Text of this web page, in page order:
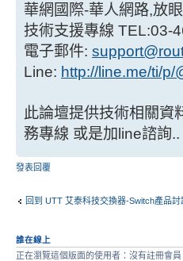
華網國際-華人網路,放
技術支援專線 TEL:03-
電子郵件:
Line: http://line.me/ti/p/
此論壇提供技術相關資
務專線 或是加line諮詢..
發表回覆
回到 UTT 艾泰科技交換器-Switch產品討
誰在線上
正在瀏覽這個版面的使用者：沒有註冊會